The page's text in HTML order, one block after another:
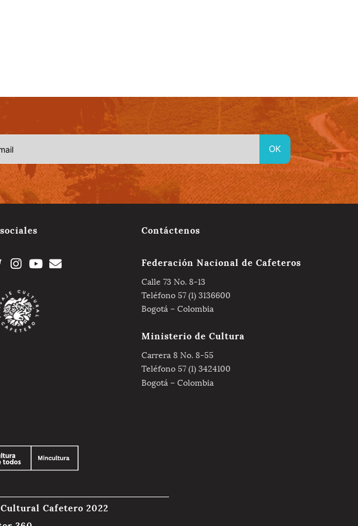
Contáctenos
Federación Nacional de Cafeteros
Calle 73 No. 8-13
Teléfono 57 (1) 3136600
Bogotá – Colombia
Ministerio de Cultura
Carrera 8 No. 8-55
Teléfono 57 (1) 3424100
Bogotá – Colombia
Cafetero 2022